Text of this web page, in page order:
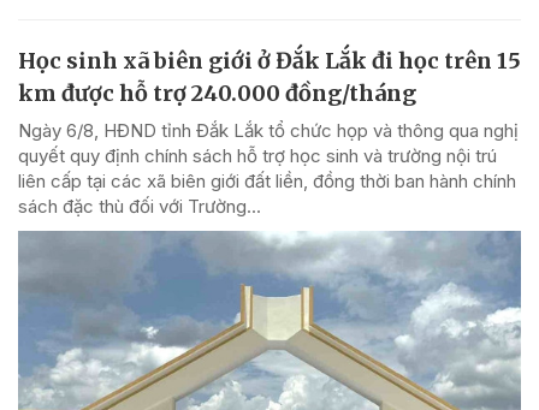
Học sinh xã biên giới ở Đắk Lắk đi học trên 15
km được hỗ trợ 240.000 đồng/tháng
Ngày 6/8, HĐND tỉnh Đắk Lắk tổ chức họp và thông qua nghị
quyết quy định chính sách hỗ trợ học sinh và trường nội trú
liên cấp tại các xã biên giới đất liền, đồng thời ban hành chính
sách đặc thù đối với Trường...